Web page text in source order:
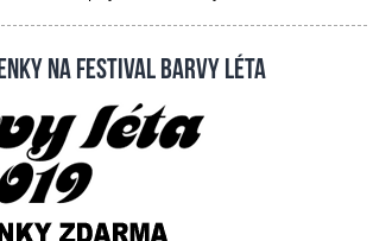
na festival Barvy léta